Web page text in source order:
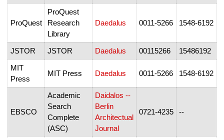
ProQuest
ProQuest
Research
Library
Daedalus 0011-5266 1548-6192
JSTOR JSTOR Daedalus 00115266 15486192
MIT
Press
MIT Press Daedalus 0011-5266 1548-6192
EBSCO
Academic
Search
Complete
(ASC)
Daidalos --
Berlin
Architectual
Journal
0721-4235 --